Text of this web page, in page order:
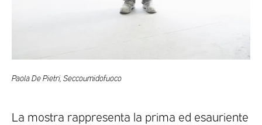
Paola De Pietri, Seccoumidofuoco
La mostra rappresenta la prima ed esauriente